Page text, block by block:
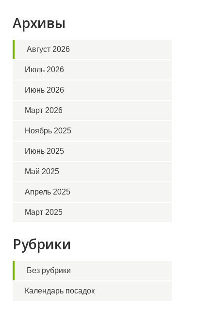
Архивы
Август 2026
Июль 2026
Июнь 2026
Март 2026
Ноябрь 2025
Июнь 2025
Май 2025
Апрель 2025
Март 2025
Рубрики
Без рубрики
Календарь посадок